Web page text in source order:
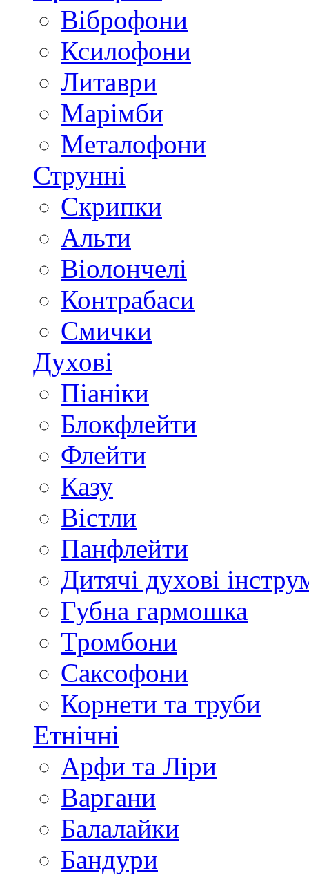
Віброфони
Ксилофони
Литаври
Марімби
Металофони
Струнні
Скрипки
Альти
Віолончелі
Контрабаси
Смички
Духові
Піаніки
Блокфлейти
Флейти
Казу
Вістли
Панфлейти
Дитячі духові
Губна гармошка
Тромбони
Саксофони
Корнети та труби
Етнічні
Арфи та Ліри
Варгани
Балалайки
Бандури